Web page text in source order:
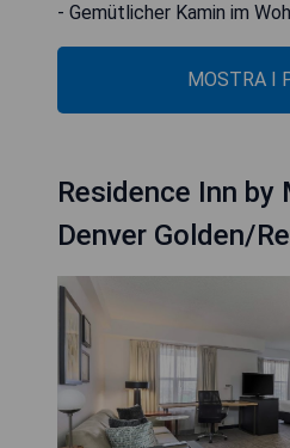
- Gemütlicher Kamin im
MOSTRA I
Residence Inn by
Denver Golden/